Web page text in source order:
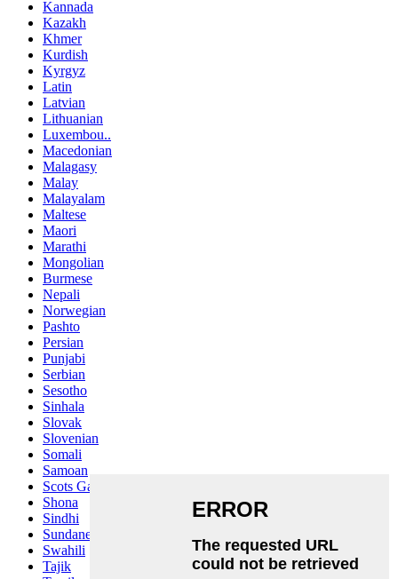
Kannada
Kazakh
Khmer
Kurdish
Kyrgyz
Latin
Latvian
Lithuanian
Luxembou..
Macedonian
Malagasy
Malay
Malayalam
Maltese
Maori
Marathi
Mongolian
Burmese
Nepali
Norwegian
Pashto
Persian
Punjabi
Serbian
Sesotho
Sinhala
Slovak
Slovenian
Somali
Samoan
Scots Gaelic
Shona
Sindhi
Sundanese
Swahili
Tajik